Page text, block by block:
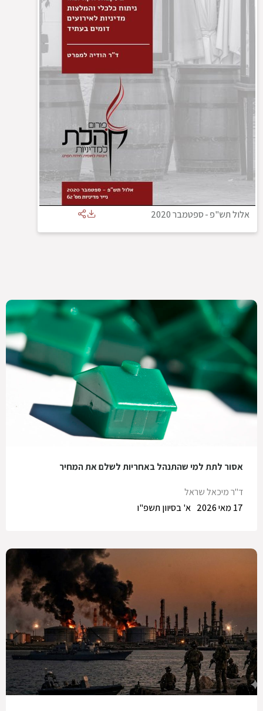
אלול תש"פ-ספטמבר 2020
אסור לתת למי שהתנהל באחריות לשלם את המחיר
ד"ר מיכאל שראל
א' בסיוון תשפ"ו
17 מאי 2026